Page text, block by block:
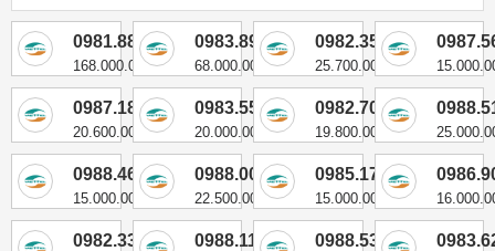
0981.888.333
168.000.000
0983.899.333
68.000.000
0982.356.333
25.700.000
0987.181.333
20.600.000
0983.551.333
20.000.000
0982.707.333
19.800.000
0988.461.333
15.000.000
0988.006.333
22.500.000
0985.178.333
15.000.000
0982.338.333 0988.111.333 0988.534.333